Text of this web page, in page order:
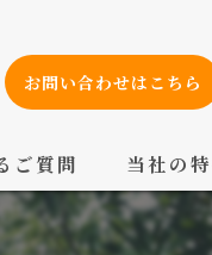
お問い合わせはこちら
ご質問 当社の
設備工事